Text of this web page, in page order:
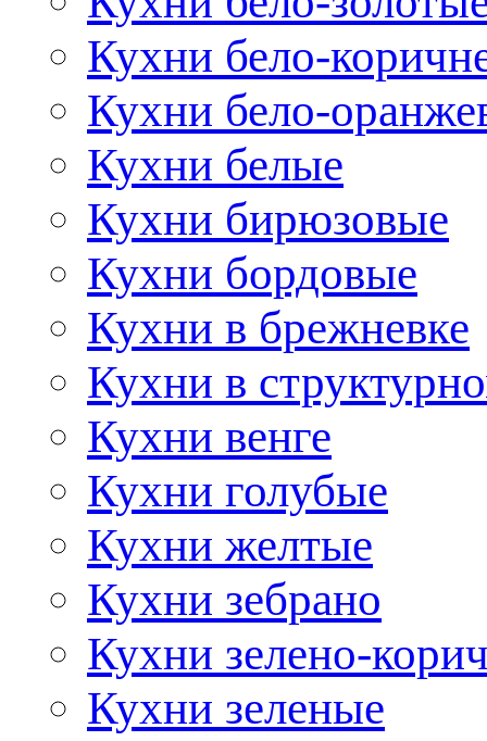
Кухни бело-
Кухни бело-
Кухни белые
Кухни бирюзовые
Кухни бордовые
Кухни в брежневке
Кухни в
Кухни венге
Кухни голубые
Кухни желтые
Кухни зебрано
Кухни зелено-
Кухни зеленые